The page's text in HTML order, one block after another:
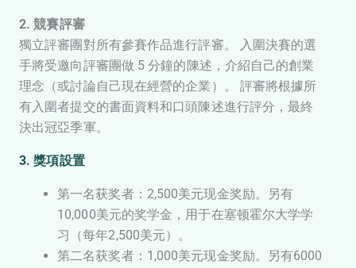
2. 競賽評審
獨立評審團對所有參賽作品進行評審。 入圍決賽的選
手將受邀向評審團做 5 分鐘的陳述，介紹自己的創業
理念（或討論自己現在經營的企業）。 評審將根據所
有入圍者提交的書面資料和口頭陳述進行評分，最終
決出冠亞季軍。
3. 獎項設置
第一名获奖者：2,500美元现金奖励。另有
10,000美元的奖学金，用于在塞顿霍尔大学学
习（每年2,500美元）。
第二名获奖者：1,000美元现金奖励。另有6000